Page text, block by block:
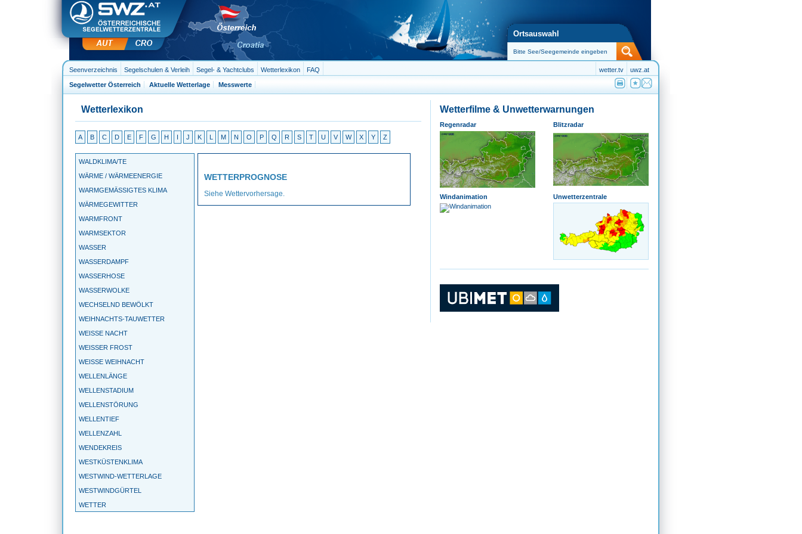
Ortsauswahl
Seenverzeichnis Segelschulen & Verleih Segel- & Yachtclubs Wetterlexikon FAQ uwz.at
wetter.tv
Segelwetter Österreich Aktuelle Wetterlage Messwerte
Wetterlexikon
A B C D E F G H I J K L M N O P Q R S T U V W X Y Z
WALDKLIMA/TE
WÄRME / WÄRMEENERGIE
WARMGEMÄSSIGTES KLIMA
WÄRMEGEWITTER
WARMFRONT
WARMSEKTOR
WASSER
WASSERDAMPF
WASSERHOSE
WASSERWOLKE
WECHSELND BEWÖLKT
WEIHNACHTS-TAUWETTER
WEISSE NACHT
WEISSER FROST
WEISSE WEIHNACHT
WELLENLÄNGE
WELLENSTADIUM
WELLENSTÖRUNG
WELLENTIEF
WELLENZAHL
WENDEKREIS
WESTKÜSTENKLIMA
WESTWIND-WETTERLAGE
WESTWINDGÜRTEL
WETTER
WETTERPROGNOSE
Siehe Wettervorhersage.
Wetterfilme & Unwetterwarnungen
Regenradar Blitzradar
Windanimation Unwetterzentrale